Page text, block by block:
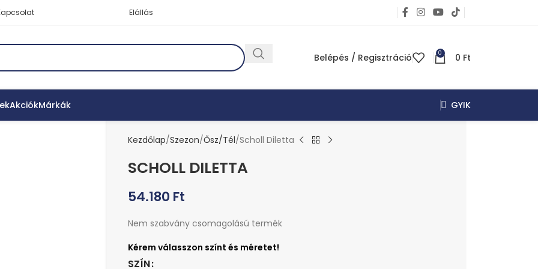
Elállás
Belépés / Regisztráció 0 0 Ft
AkciókMárkák GYIK
Kezdőlap Szezon Ősz/Tél Scholl Diletta
SCHOLL DILETTA
54.180 Ft
Nem szabvány csomagolású termék
SZÍN